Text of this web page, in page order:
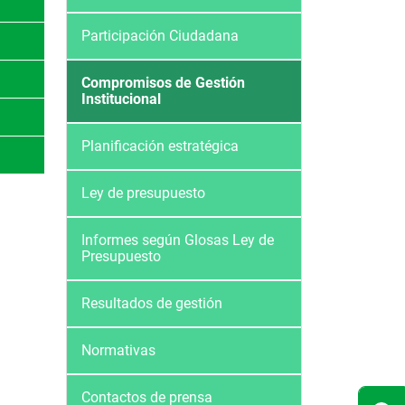
Participación Ciudadana
Compromisos de Gestión
Institucional
Planificación estratégica
Ley de presupuesto
Informes según Glosas Ley de
Presupuesto
Resultados de gestión
Normativas
Contactos de prensa